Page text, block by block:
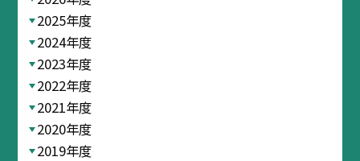
2025年度
2024年度
2023年度
2022年度
2021年度
2020年度
2019年度